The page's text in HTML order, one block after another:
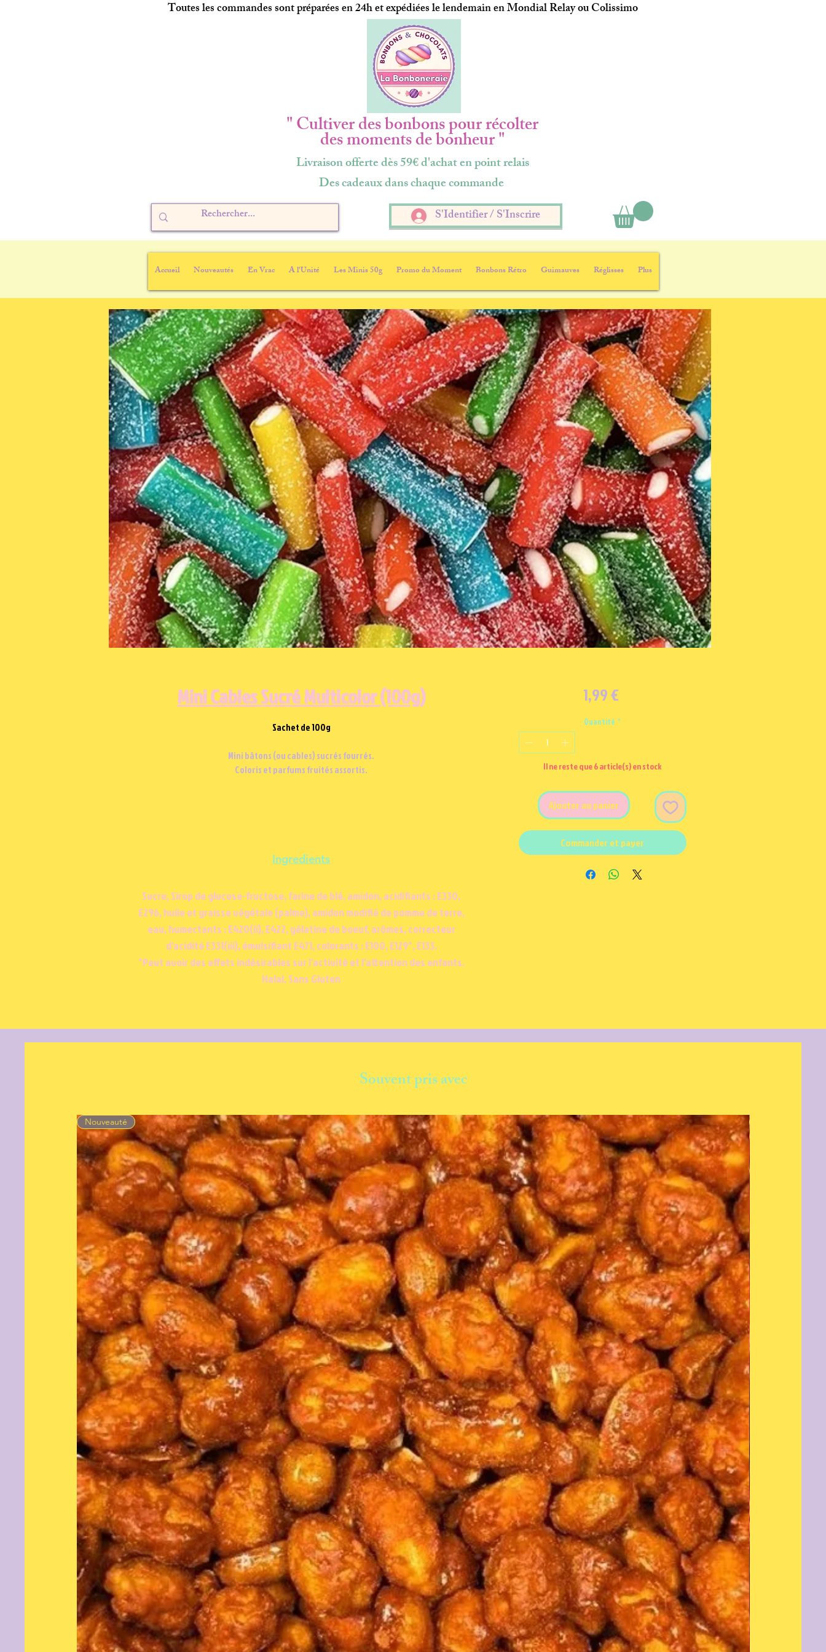
Toutes les commandes sont préparées en 24h et expédiées le lendemain en Mondial Relay ou Colissimo
" Cultiver des bonbons pour récolter
des moments de bonheur "
Livraison offerte dès 59€ d'achat en point relais
Des cadeaux dans chaque commande
S'Identifier / S'Inscrire
Mini Cables Sucré Multicolor (100g)
Sachet de 100g
Mini bâtons (ou cables) sucrés fourrés.
Coloris et parfums fruités assortis.
Ingredients
Sucre, Sirop de glucose-fructose, farine de blé, amidon, acidifiants : E330,
E296, huile et graisse végétale (palme), amidon modifié de pomme de terre,
eau, humectants : E420(ii), E422, gélatine de boeuf, arômes, correcteur
d'acidité E331(iii), émulsifiant E471, colorants : E100, E129*, E133.
*Peut avoir des effets indésirables sur l'activité et l'attention des enfants.
Halal, Sans Gluten
1,99 €Prix
Quantité *
Il ne reste que 6 article(s) en stock
Ajouter au panier
Commander et payer
Souvent pris avec
Nouveauté
Accueil Nouveautés En Vrac A l'Unité Les Minis 50g Promo du Moment Bonbons Rétro Guimauves Réglisses Plus